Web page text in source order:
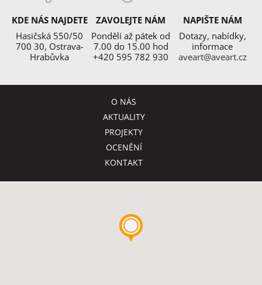
KDE NÁS NAJDETE
Hasičská 550/50
700 30, Ostrava-
Hrabůvka
ZAVOLEJTE NÁM
Pondělí až pátek od
7.00 do 15.00 hod
+420 595 782 930
NAPIŠTE NÁM
Dotazy, nabídky,
informace
aveart@aveart.cz
O NÁS
AKTUALITY
PROJEKTY
OCENĚNÍ
KONTAKT